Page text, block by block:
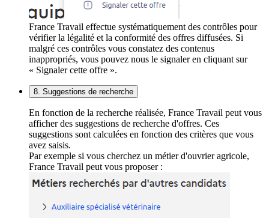
France Travail effectue systématiquement des contrôles pour
vérifier la légalité et la conformité des offres diffusées. Si
malgré ces contrôles vous constatez des contenus
inappropriés, vous pouvez nous le signaler en cliquant sur
« Signaler cette offre ».
8. Suggestions de recherche
En fonction de la recherche réalisée, France Travail peut vous
afficher des suggestions de recherche d'offres. Ces
suggestions sont calculées en fonction des critères que vous
avez saisis.
Par exemple si vous cherchez un métier d'ouvrier agricole,
France Travail peut vous proposer :